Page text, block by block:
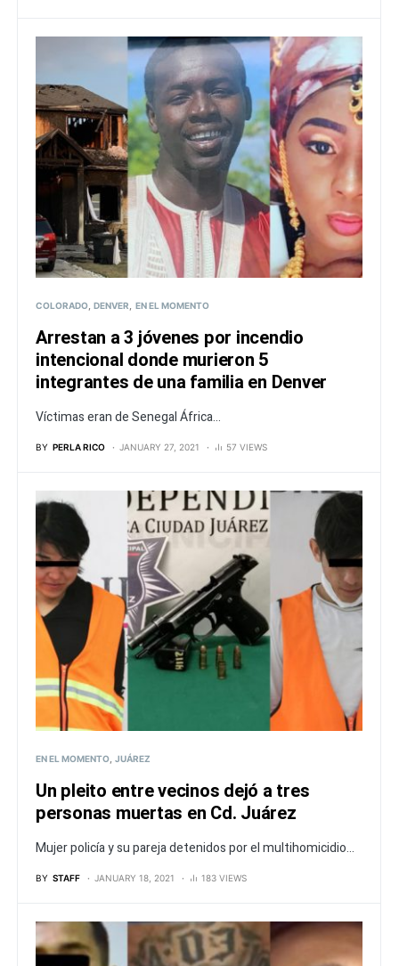
COLORADO DENVER EN EL MOMENTO
Arrestan a 3 jóvenes por incendio
intencional donde murieron 5
integrantes de una familia en Denver
Víctimas eran de Senegal África...
BY PERLA RICO JANUARY 27, 2021 57 VIEWS
EN EL MOMENTO JUÁREZ
Un pleito entre vecinos dejó a tres
personas muertas en Cd. Juárez
Mujer policía y su pareja detenidos por el multihomicidio...
BY STAFF JANUARY 18, 2021 183 VIEWS